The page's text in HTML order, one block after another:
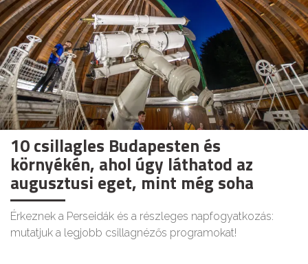
10 csillagles Budapesten és
környékén, ahol úgy láthatod az
augusztusi eget, mint még soha
Érkeznek a Perseidák és a részleges napfogyatkozás:
mutatjuk a legjobb csillagnézős programokat!